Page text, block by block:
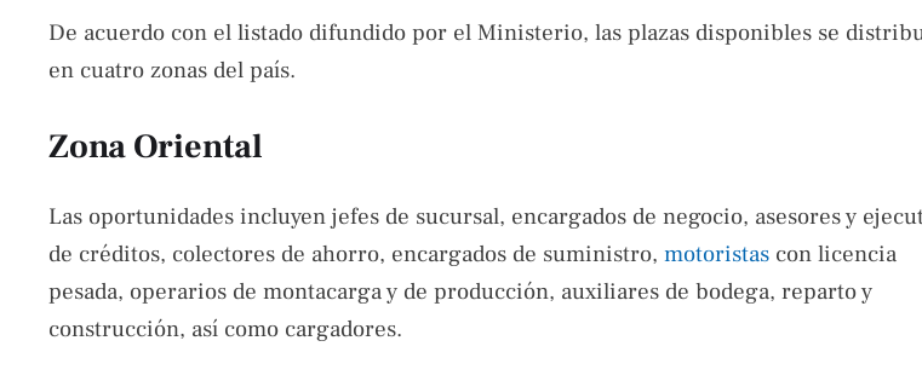
De acuerdo con el listado difundido por el Ministerio, las plazas disponibles se
en cuatro zonas del país.
Zona Oriental
Las oportunidades incluyen jefes de sucursal, encargados de negocio, asesores y
de créditos, colectores de ahorro, encargados de suministro, motoristas con licencia
pesada, operarios de montacarga y de producción, auxiliares de bodega, reparto y
construcción, así como cargadores.